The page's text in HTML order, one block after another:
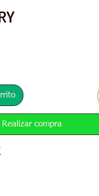
Precio
Realizar compra